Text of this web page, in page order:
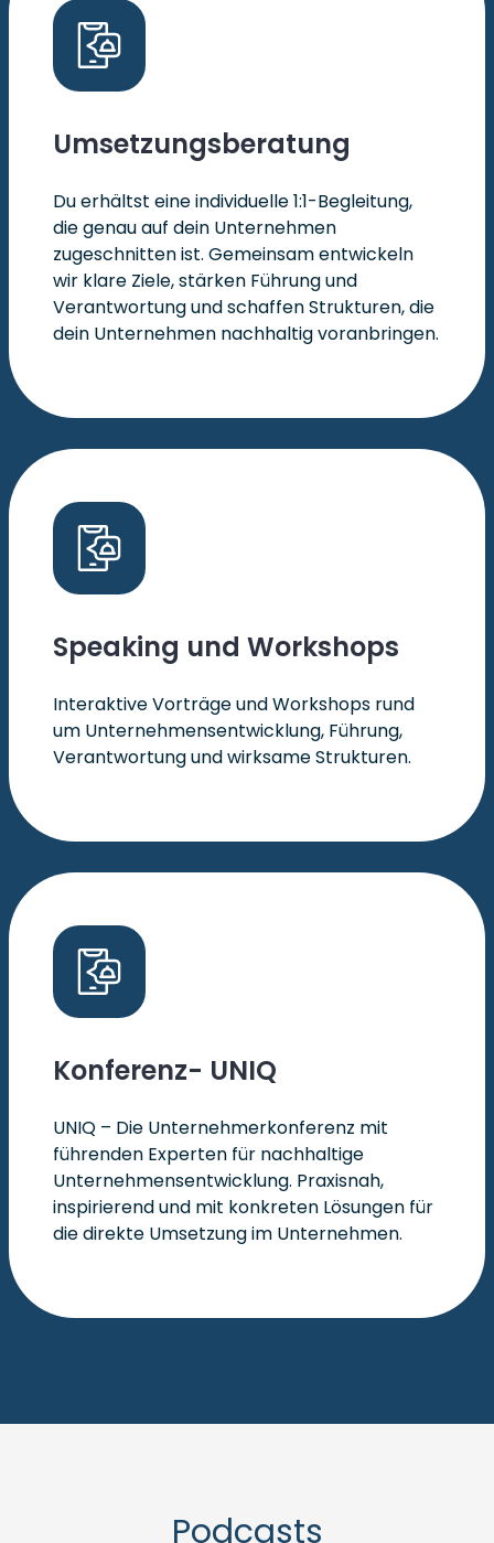
Umsetzungsberatung
Du erhältst eine individuelle 1:1-Begleitung,
die genau auf dein Unternehmen
zugeschnitten ist. Gemeinsam entwickeln
wir klare Ziele, stärken Führung und
Verantwortung und schaffen Strukturen, die
dein Unternehmen nachhaltig voranbringen.
Speaking und Workshops
Interaktive Vorträge und Workshops rund
um Unternehmensentwicklung, Führung,
Verantwortung und wirksame Strukturen.
Konferenz- UNIQ
UNIQ – Die Unternehmerkonferenz mit
führenden Experten für nachhaltige
Unternehmensentwicklung. Praxisnah,
inspirierend und mit konkreten Lösungen für
die direkte Umsetzung im Unternehmen.
Podcasts